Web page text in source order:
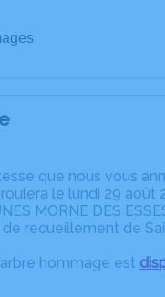
que nous vous
le lundi 29 août
MORNE DES
recueillement de
hommage est